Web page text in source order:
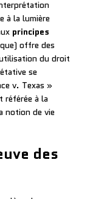
à la lumière
principes
offre des
du droit
se
v. Texas »
référée à la
notion de vie
des